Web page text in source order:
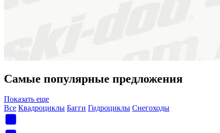
Самые популярные предложения
Показать еще
Все Квадроциклы Багги Гидроциклы Снегоходы